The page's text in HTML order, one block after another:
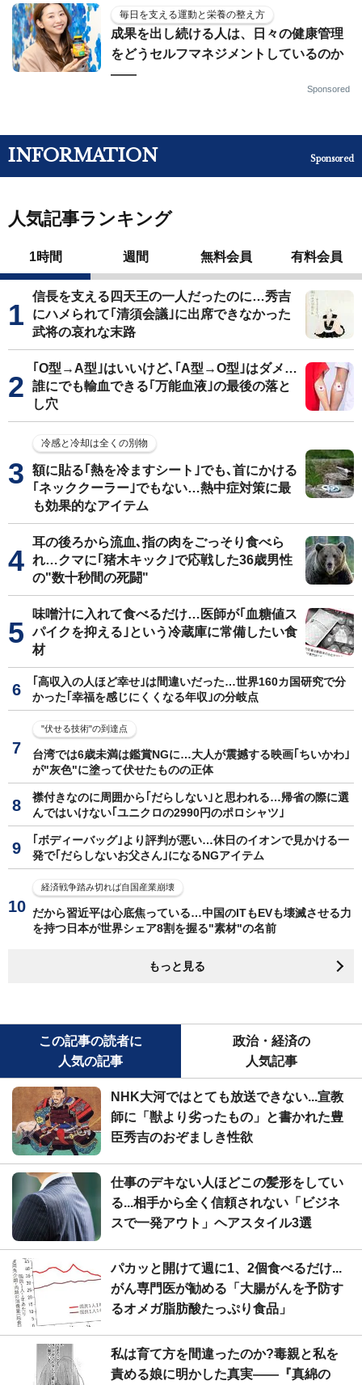
毎日を支える運動と栄養の整え方
成果を出し続ける人は、日々の健康管理
をどうセルフマネジメントしているのか
——
Sponsored
INFORMATION Sponsored
人気記事ランキング
1時間 週間 無料会員 有料会員
信長を支える四天王の一人だったのに…秀吉
にハメられて｢清須会議｣に出席できなかった
武将の哀れな末路
｢O型→A型｣はいいけど､｢A型→O型｣はダメ…
誰にでも輸血できる｢万能血液｣の最後の落と
し穴
冷感と冷却は全くの別物
額に貼る｢熱を冷ますシート｣でも､首にかける
｢ネッククーラー｣でもない…熱中症対策に最
も効果的なアイテム
耳の後ろから流血､指の肉をごっそり食べら
れ…クマに｢猪木キック｣で応戦した36歳男性
の"数十秒間の死闘"
味噌汁に入れて食べるだけ…医師が｢血糖値ス
パイクを抑える｣という冷蔵庫に常備したい食
材
｢高収入の人ほど幸せ｣は間違いだった…世界160カ国研究で分
かった｢幸福を感じにくくなる年収｣の分岐点
"伏せる技術"の到達点
台湾では6歳未満は鑑賞NGに…大人が震撼する映画｢ちいかわ｣
が"灰色"に塗って伏せたものの正体
襟付きなのに周囲から｢だらしない｣と思われる…帰省の際に選
んではいけない｢ユニクロの2990円のポロシャツ｣
｢ボディーバッグ｣より評判が悪い…休日のイオンで見かける一
発で｢だらしないお父さん｣になるNGアイテム
経済戦争踏み切れば自国産業崩壊
だから習近平は心底焦っている…中国のITもEVも壊滅させる力
を持つ日本が世界シェア8割を握る"素材"の名前
もっと見る
この記事の読者に
人気の記事
政治・経済の
人気記事
NHK大河ではとても放送できない...宣教
師に「獣より劣ったもの」と書かれた豊
臣秀吉のおぞましき性欲
仕事のデキない人ほどこの髪形をしてい
る...相手から全く信頼されない「ビジネ
スで一発アウト」ヘアスタイル3選
パカッと開けて週に1、2個食べるだけ...
がん専門医が勧める「大腸がんを予防す
るオメガ脂肪酸たっぷり食品」
私は育て方を間違ったのか?毒親と私を
責める娘に明かした真実――『真綿の